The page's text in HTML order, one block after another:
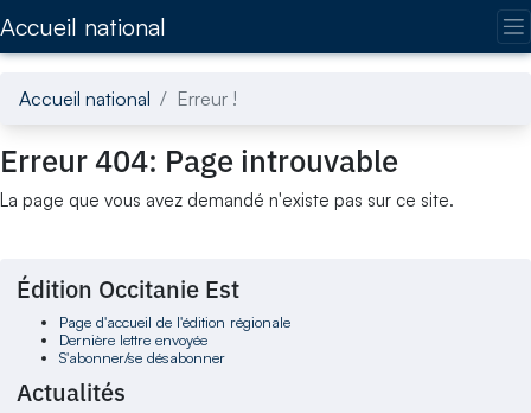
Accueil national
Accueil national Erreur !
Erreur 404: Page introuvable
La page que vous avez demandé n'existe pas sur ce site.
Édition Occitanie Est
Page d'accueil de l'édition régionale
Dernière lettre envoyée
S'abonner/se désabonner
Actualités